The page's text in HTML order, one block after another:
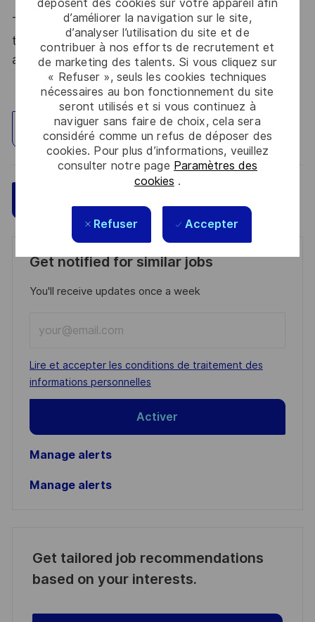
déposent des cookies sur votre appareil afin
d’améliorer la navigation sur le site,
d’analyser l’utilisation du site et de
contribuer à nos efforts de recrutement et
de marketing des talents. Si vous cliquez sur
« Refuser », seuls les cookies techniques
nécessaires au bon fonctionnement du site
seront utilisés et si vous continuez à
naviguer sans faire de choix, cela sera
considéré comme un refus de déposer des
cookies. Pour plus d’informations, veuillez
consulter notre page Paramètres des
cookies .
Refuser Accepter
Thales, entreprise Handi-Engagée, reconnait
tous les talents. La diversité est notre meilleur
atout. Postulez et rejoignez nous !
Explorez un site
Get notified for similar jobs
You'll receive updates once a week
Email
address
(Required)
Required
Lire et accepter les conditions de traitement des
informations personnelles
Activer
Manage alerts
Manage alerts
Get tailored job recommendations
based on your interests.